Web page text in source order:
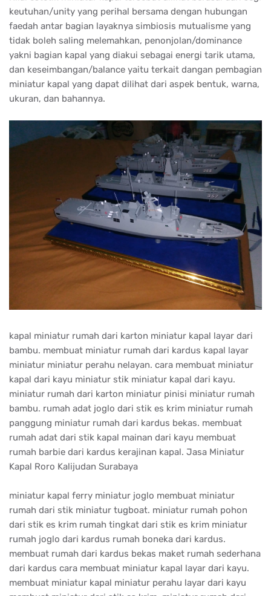
keutuhan/unity yang perihal bersama dengan hubungan
faedah antar bagian layaknya simbiosis mutualisme yang
tidak boleh saling melemahkan, penonjolan/dominance
yakni bagian kapal yang diakui sebagai energi tarik utama,
dan keseimbangan/balance yaitu terkait dangan pembagian
miniatur kapal yang dapat dilihat dari aspek bentuk, warna,
ukuran, dan bahannya.
kapal miniatur rumah dari karton miniatur kapal layar dari
bambu. membuat miniatur rumah dari kardus kapal layar
miniatur miniatur perahu nelayan. cara membuat miniatur
kapal dari kayu miniatur stik miniatur kapal dari kayu.
miniatur rumah dari karton miniatur pinisi miniatur rumah
bambu. rumah adat joglo dari stik es krim miniatur rumah
panggung miniatur rumah dari kardus bekas. membuat
rumah adat dari stik kapal mainan dari kayu membuat
rumah barbie dari kardus kerajinan kapal. Jasa Miniatur
Kapal Roro Kalijudan Surabaya
miniatur kapal ferry miniatur joglo membuat miniatur
rumah dari stik miniatur tugboat. miniatur rumah pohon
dari stik es krim rumah tingkat dari stik es krim miniatur
rumah joglo dari kardus rumah boneka dari kardus.
membuat rumah dari kardus bekas maket rumah sederhana
dari kardus cara membuat miniatur kapal layar dari kayu.
membuat miniatur kapal miniatur perahu layar dari kayu